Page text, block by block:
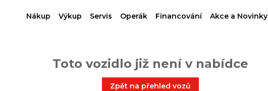
Nákup Výkup Servis Operák Financování Akce a Novinky
Toto vozidlo již není v nabídce
Zpět na přehled vozů